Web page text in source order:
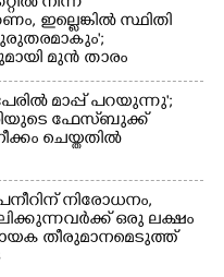
ഇല്ലെങ്കിൽ സ്ഥിതി
മുൻ താരം
മാപ്പ് പറയുന്നു';
ഫേസ്‌ബുക്ക്
ചെയ്തതിൽ
നിരോധനം,
ഒരു ലക്ഷം
തീരുമാനമെടുത്ത്